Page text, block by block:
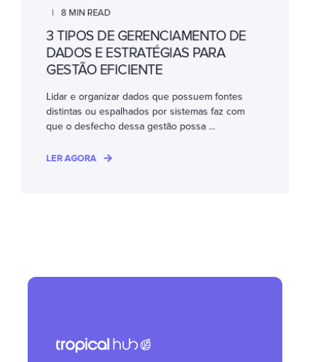
8 MIN READ
3 TIPOS DE GERENCIAMENTO DE
DADOS E ESTRATÉGIAS PARA
GESTÃO EFICIENTE
Lidar e organizar dados que possuem fontes
distintas ou espalhados por sistemas faz com
que o desfecho dessa gestão possa ...
LER AGORA